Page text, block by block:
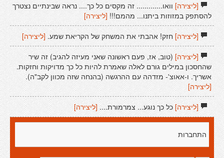
[ליצירה]וואו............. זה מקסים כל כך.... נראה שבינתיים נצטרך
להסתפק במזוזות ביתנו... מהמם!!! [ליצירה]
[ליצירה]חזק! אהבתי את המשחק של הקריאת שמע. [ליצירה]
[ליצירה](טוב, אז, פעם ראשונה שאני מעיזה להגיב) זה שיר
שהחסכון במילים גורם לאלה שאמרת להיות כל כך מדויקות וחזקות.
אשריך. ו-אאוצ'- מזדהה עם ההרגשה (בהנחה שזה מכוון לקב"ה).
[ליצירה]
[ליצירה]כל כך נוגע... צמרמורת.... [ליצירה]
התחברות